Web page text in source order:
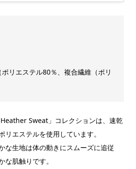
リエステル80％、複合繊維（ポリ
Heather Sweat」コレクションは、速乾
リエステルを使用しています。
な生地は体の動きにスムーズに追従
な肌触りです。